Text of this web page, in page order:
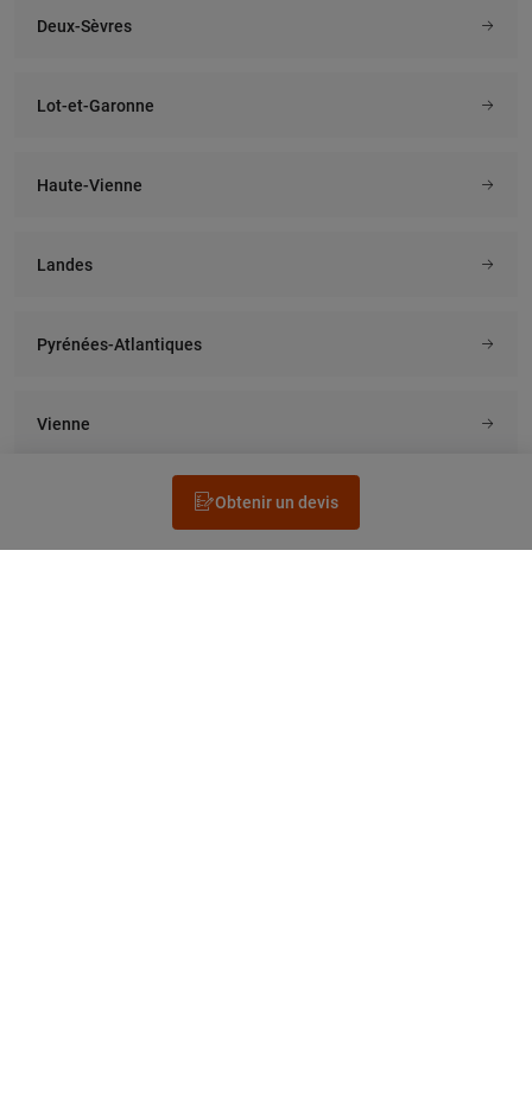
Obtenir un devis
Deux-Sèvres
Lot-et-Garonne
Haute-Vienne
Landes
Pyrénées-Atlantiques
Vienne